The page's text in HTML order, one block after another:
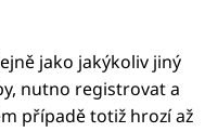
jako jakýkoliv jiný
nutno registrovat a
případě totiž hrozí až